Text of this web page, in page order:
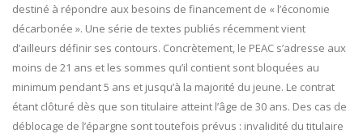
destiné à répondre aux besoins de financement de « l’économie
décarbonée ». Une série de textes publiés récemment vient
d’ailleurs définir ses contours. Concrètement, le PEAC s’adresse aux
moins de 21 ans et les sommes qu’il contient sont bloquées au
minimum pendant 5 ans et jusqu’à la majorité du jeune. Le contrat
étant clôturé dès que son titulaire atteint l’âge de 30 ans. Des cas de
déblocage de l’épargne sont toutefois prévus : invalidité du titulaire